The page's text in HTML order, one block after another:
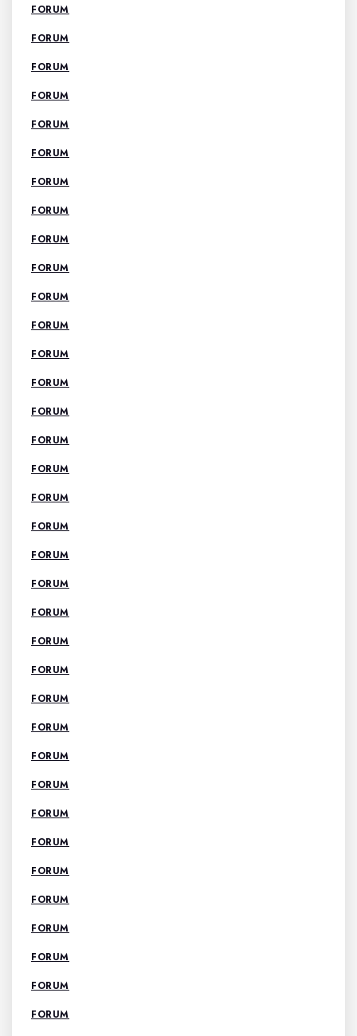
FORUM
FORUM
FORUM
FORUM
FORUM
FORUM
FORUM
FORUM
FORUM
FORUM
FORUM
FORUM
FORUM
FORUM
FORUM
FORUM
FORUM
FORUM
FORUM
FORUM
FORUM
FORUM
FORUM
FORUM
FORUM
FORUM
FORUM
FORUM
FORUM
FORUM
FORUM
FORUM
FORUM
FORUM
FORUM
FORUM